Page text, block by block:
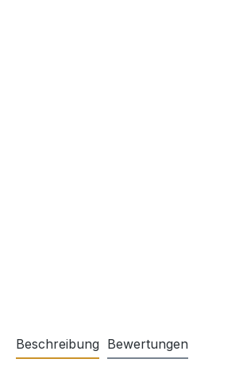
Beschreibung Bewertungen